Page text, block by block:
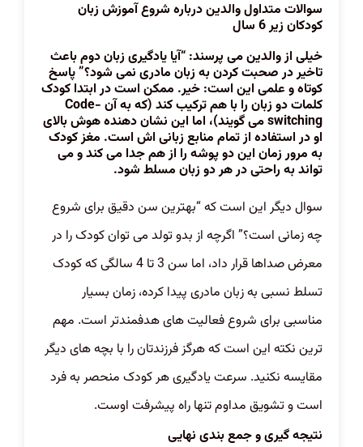
سوالات متداول والدین درباره شروع آموزش زبان
کودکان زیر 6 سال
خیلی از والدین می پرسند: “آیا یادگیری زبان دوم باعث
تاخیر در صحبت کردن به زبان مادری نمی شود؟” پاسخ
کوتاه و علمی این است: خیر. ممکن است در ابتدا کودک
کلمات دو زبان را با هم ترکیب کند (که به آن Code-
switching می گویند)، اما این نشان دهنده هوش بالای
او در استفاده از تمام منابع زبانی اش است. مغز کودک
به مرور زمان این دو پوشه را از هم جدا می کند و می
تواند به راحتی در هر دو زبان مسلط شود.
سوال دیگر این است که “بهترین سن دقیق برای شروع
چه زمانی است؟” اگرچه از بدو تولد می توان کودک را در
معرض صداها قرار داد، اما سن 3 تا 4 سالگی که کودک
تسلط نسبی به زبان مادری پیدا کرده، زمان بسیار
مناسبی برای شروع فعالیت های هدفمندتر است. مهم
ترین نکته این است که هرگز فرزندتان را با بچه های دیگر
مقایسه نکنید. سرعت یادگیری هر کودک منحصر به فرد
است و تشویق مداوم تنها راه پیشرفت اوست.
نتیجه گیری و جمع بندی نهایی